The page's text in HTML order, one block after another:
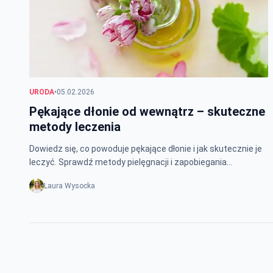
URODA•05.02.2026
Pękające dłonie od wewnątrz – skuteczne
metody leczenia
Dowiedz się, co powoduje pękające dłonie i jak skutecznie je
leczyć. Sprawdź metody pielęgnacji i zapobiegania
Laura Wysocka